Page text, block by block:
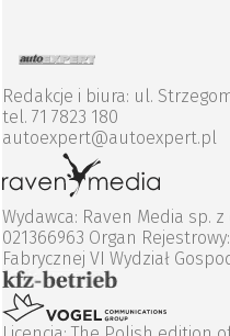
Redakcje i biura: ul.
tel. 71 7823 180
autoexpert@autoexpert.pl
Wydawca: Raven Media sp. z
021366963 Organ
Fabrycznej VI Wydział